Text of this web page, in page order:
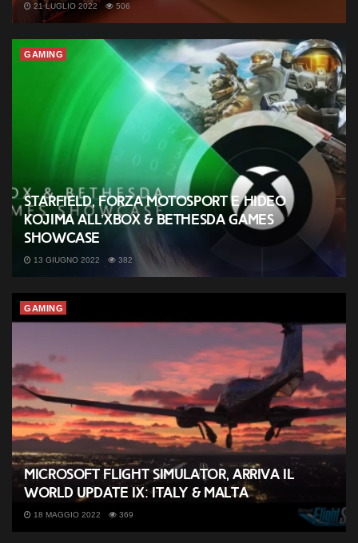
21 LUGLIO 2022 506
GAMING
Starfield, Forza Motosport e Hideo
Kojima all’Xbox & Bethesda Games
Showcase
13 GIUGNO 2022 382
GAMING
Microsoft Flight Simulator, arriva il
World Update IX: Italy & Malta
18 MAGGIO 2022 369